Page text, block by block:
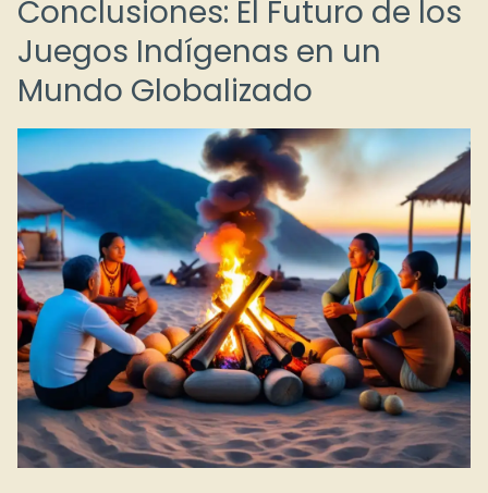
Conclusiones: El Futuro de los
Juegos Indígenas en un
Mundo Globalizado